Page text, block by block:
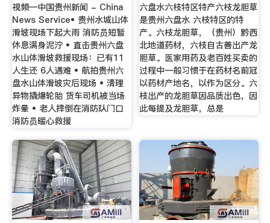
视频—中国贵州新闻 - China
News Service• 贵州水城山体
滑坡现场下起大雨 消防员短暂
休息满身泥泞 • 直击贵州六盘
水山体滑坡救援现场：已有11
人生还 6人遇难 • 航拍贵州六
盘水山体滑坡灾后现场 • 清理
异物撬爆轮胎 货车司机被当场
炸晕 • 老人摔倒在消防队门口
消防员暖心救援
六盘水六枝特区特产六枝龙胆草
是贵州六盘水 六枝特区的特
产。六枝龙胆草，（贵州）黔西
北地道药材，六枝自古善出产龙
胆草。医家用药及老百姓买卖的
过程中一般习惯于在药材名前冠
以药材产地名，以作为区分。六
枝出产的龙胆草因品质出色，因
此每提及龙胆草，总是